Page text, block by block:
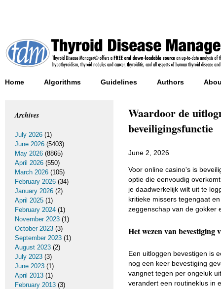
Home Algorithms Guidelines Authors
Waardoor de
beveiligingsfunctie
June 2, 2026
Voor online casino's is
optie die eenvoudig
je daadwerkelijk wilt uit te
kritieke missers tegengaat
zeggenschap van de gokker
Het wezen van bevestiging
Een uitloggen bevestigen is
nog een keer bevestiging
vangnet tegen per ongeluk
verandert een routineklus in
Archives
July 2026 (1)
June 2026 (5403)
May 2026 (8865)
April 2026 (550)
March 2026 (105)
February 2026 (34)
January 2026 (2)
April 2025 (1)
February 2024 (1)
November 2023 (1)
October 2023 (3)
September 2023 (1)
August 2023 (2)
July 2023 (3)
June 2023 (1)
April 2013 (1)
February 2013 (3)